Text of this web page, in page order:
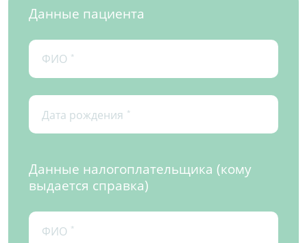
Данные пациента
ФИО *
Дата рождения *
Данные налогоплательщика (кому
выдается справка)
ФИО *